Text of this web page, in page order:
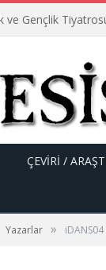
ve Gençlik
ÇEVİRİ /
Yazarlar »